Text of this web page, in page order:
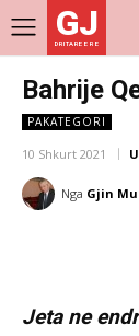
GJ
DRITARE E RE
Bahrije
PAKATEGORI
10 Shkurt 2021
Nga Gjin
Jeta ne